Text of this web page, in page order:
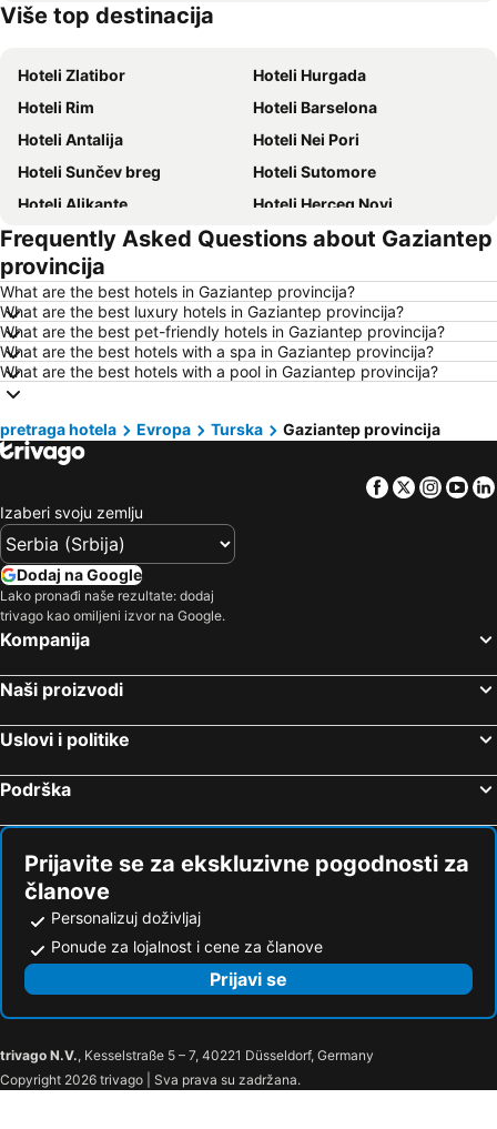
Hoteli Krit
Više top destinacija
Hoteli Zlatibor
Hoteli Hurgada
Hoteli Rim
Hoteli Barselona
Hoteli Antalija
Hoteli Nei Pori
Hoteli Sunčev breg
Hoteli Sutomore
Hoteli Alikante
Hoteli Herceg Novi
Hoteli Bečići
Hoteli Algero
Hoteli Petrovac
Hoteli Ohrid
Hoteli Ljoret de Mar
Hoteli Atina
Hoteli Solun
Hoteli Nica
Hoteli Ostrvo Tasos
Hoteli Hrvatsko primorje
Hoteli Malta
Hoteli Santorini
Hoteli Kipar
Hoteli Hrvatska Istra
Hoteli Italija
Hoteli Španija
Hoteli Čios
Hoteli Turska
Hoteli Zadarska županija
Frequently Asked Questions about Gaziantep
provincija
What are the best hotels in Gaziantep provincija?
What are the best luxury hotels in Gaziantep provincija?
What are the best pet-friendly hotels in Gaziantep provincija?
What are the best hotels with a spa in Gaziantep provincija?
What are the best hotels with a pool in Gaziantep provincija?
pretraga hotela Evropa Turska Gaziantep provincija
Facebook
Twitter
Izaberi svoju zemlju
Dodaj na Google
Lako pronađi naše rezultate: dodaj
trivago kao omiljeni izvor na Google.
Kompanija
Naši proizvodi
Uslovi i politike
Podrška
Prijavite se za ekskluzivne pogodnosti za
članove
Personalizuj doživljaj
Ponude za lojalnost i cene za članove
Prijavi se
trivago N.V., Kesselstraße 5 – 7, 40221 Düsseldorf, Germany
Copyright 2026 trivago | Sva prava su zadržana.